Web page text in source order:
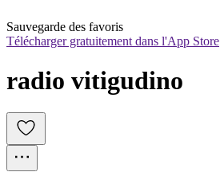
Sauvegarde des favoris
Télécharger gratuitement dans l'App Store
radio vitigudino